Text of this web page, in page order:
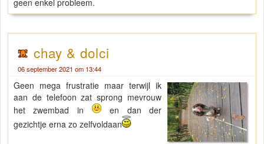
chay & dolci
06 september 2021 om 13:44
Geen mega frustratie maar terwijl ik
aan de telefoon zat sprong mevrouw
het zwembad in
en dan der
gezichtje erna zo zelfvoldaan